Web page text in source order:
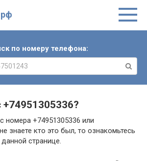
по номеру телефона:
+74951305336?
номера +74951305336 или
знаете кто это был, то ознакомьтесь
странице.